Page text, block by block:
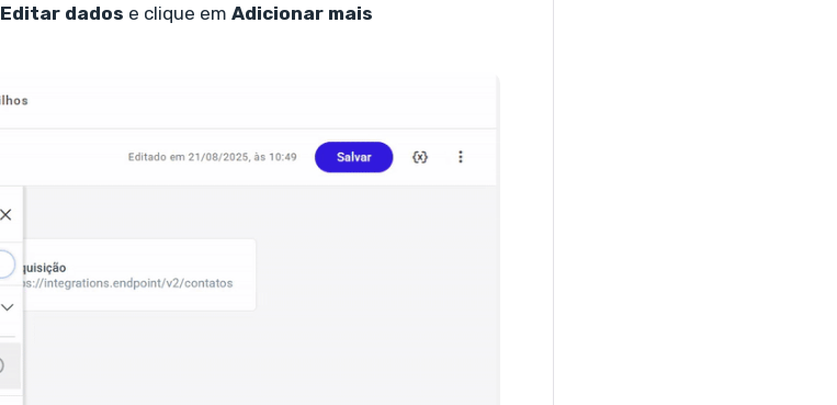
Editar dados e clique em Adicionar mais